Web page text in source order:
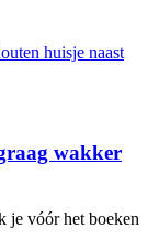
wakker
je vóór het boeken